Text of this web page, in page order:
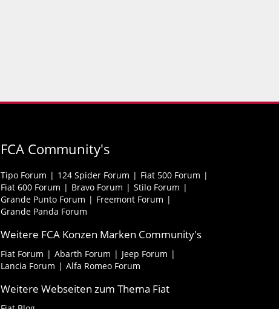
FCA Community's
Tipo Forum 124 Spider Forum
Fiat 500 Forum
Fiat 600 Forum
Bravo Forum
Stilo Forum
Grande Punto Forum
Freemont Forum
Grande Panda Forum
Weitere FCA Konzen Marken Community's
Fiat Forum Abarth Forum
Jeep Forum
Lancia Forum
Alfa Romeo Forum
Weitere Webseiten zum Thema Fiat